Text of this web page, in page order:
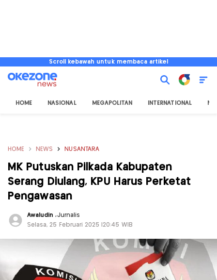
Scroll kebawah untuk membaca artikel
HOME NASIONAL MEGAPOLITAN INTERNATIONAL
HOME NEWS NUSANTARA
MK Putuskan Pilkada Kabupaten
Serang Diulang, KPU Harus Perketat
Pengawasan
Awaludin,Jurnalis
Selasa, 25 Februari 2025 |20:45 WIB